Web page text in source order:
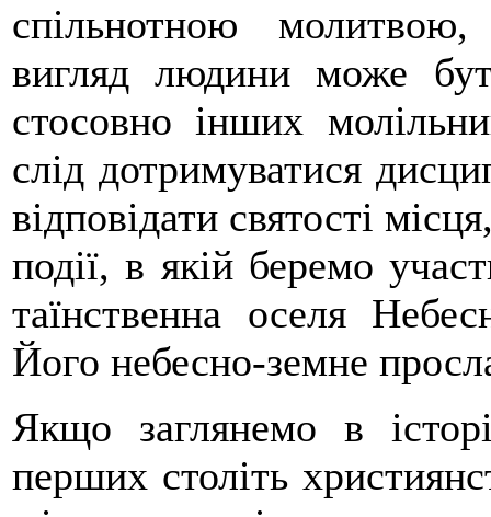
спільнотною
вигляд людини може
стосовно інших
слід дотримуватися
відповідати святості
події, в якій беремо
таїнственна оселя
Його небесно-земне
Якщо заглянемо в
перших століть